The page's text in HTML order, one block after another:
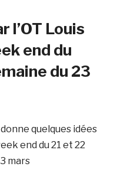
l’OT Louis
end du
du 23
quelques idées
end du 21 et 22
mars